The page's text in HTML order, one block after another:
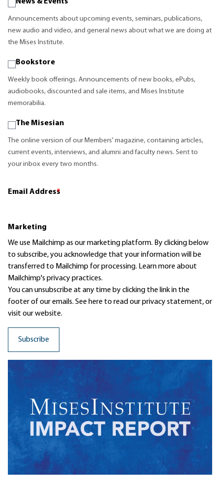
Announcements about upcoming events, seminars, publications,
new audio and video, and general news about what we are doing at
the Mises Institute.
Bookstore
Weekly book offerings. Announcements of new books, ePubs,
audiobooks, discounted and sale items, and Mises Institute
memorabilia.
The Misesian
The online version of our Members' magazine, containing articles,
current events, interviews, and alumni and faculty news. Sent to
your inbox every two months.
Email Address
*
Marketing
We use Mailchimp as our marketing platform. By clicking below
to subscribe, you acknowledge that your information will be
transferred to Mailchimp for processing. Learn moreabout
Mailchimp's privacy practices.
You can unsubscribe at any time by clicking the link in the
footer of our emails. See here to read ourprivacy statement, or
visit our website.